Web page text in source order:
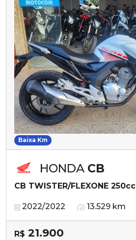
Baixa Km
HONDA CB
CB TWISTER/FLEXONE 250cc
2022/2022 13.529 km
R$ 21.900